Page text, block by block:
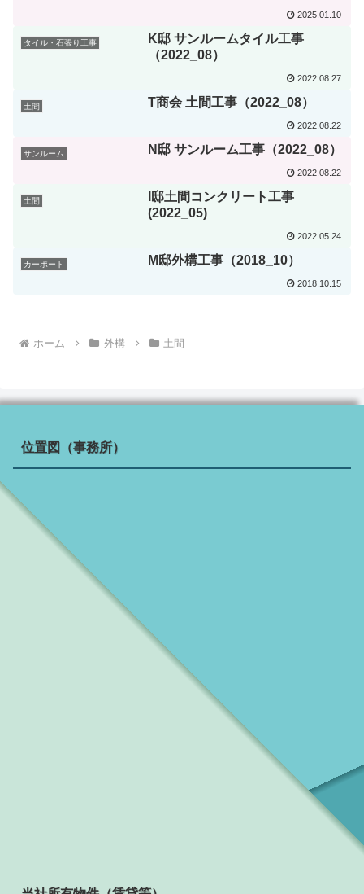
2025.01.10
タイル・石張り工事
K邸 サンルームタイル工事
（2022_08）
2022.08.27
土間 T商会 土間工事（2022_08）
2022.08.22
サンルーム N邸 サンルーム工事（2022_08）
2022.08.22
土間
I邸土間コンクリート工事
(2022_05)
2022.05.24
カーポート M邸外構工事（2018_10）
2018.10.15
ホーム 外構 土間
位置図（事務所）